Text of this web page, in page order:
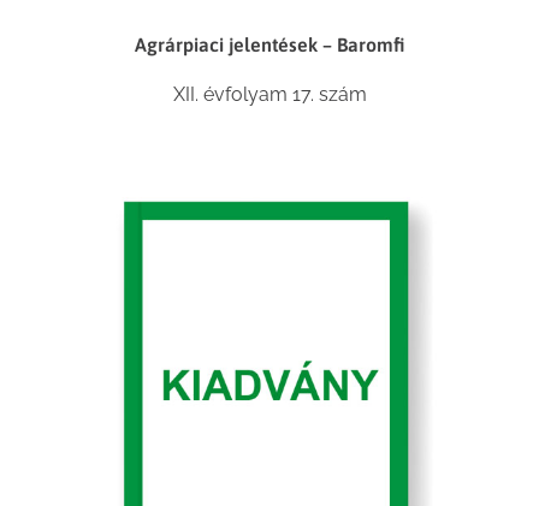
Agrárpiaci jelentések – Baromfi
XII. évfolyam 17. szám